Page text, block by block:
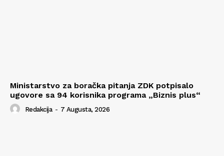
Ministarstvo za boračka pitanja ZDK potpisalo
ugovore sa 94 korisnika programa „Biznis plus“
Redakcija - 7 Augusta, 2026